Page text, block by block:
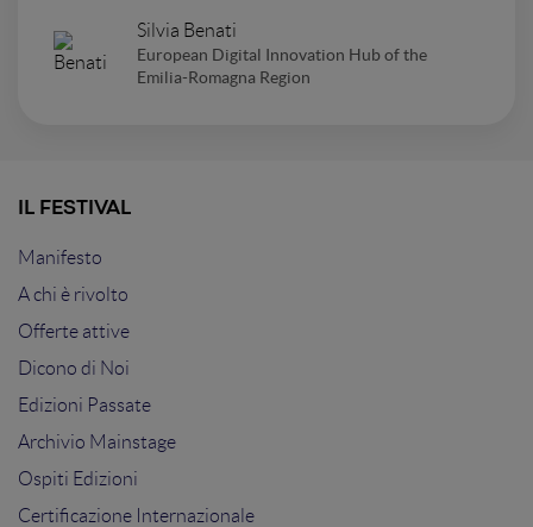
Silvia Benati
European Digital Innovation Hub of the
Emilia-Romagna Region
IL FESTIVAL
Manifesto
A chi è rivolto
Offerte attive
Dicono di Noi
Edizioni Passate
Archivio Mainstage
Ospiti Edizioni
Certificazione Internazionale